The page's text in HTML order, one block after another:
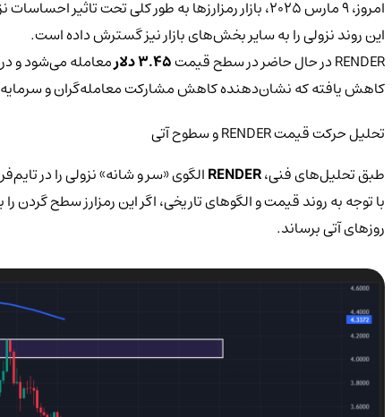
امروز، 9 مارس 2025، بازار رمزارزها به طور کلی تحت تاثیر احساسات نزولی قرار گرفته است. ارزهای دیجیتال برجسته‌ای مانند
این روند نزولی را به سایر بخش‌های بازار نیز گسترش داده است.
RENDER در حال حاضر در سطح قیمت
3.45 دلار معامله می‌شود و در 24 ساعت گذشته شاهد کاهش بیش از
کاهش یافته که نشان‌دهنده کاهش مشارکت معامله‌گران و
تحلیل حرکت قیمت RENDER و سطوح آتی
طبق تحلیل‌های فنی،RENDERالگوی «سر و شانه» نزولی را در
با توجه به روند قیمت و الگوهای تاریخی، اگر این رمزارز سطح گردن
روزهای آتی برساند.